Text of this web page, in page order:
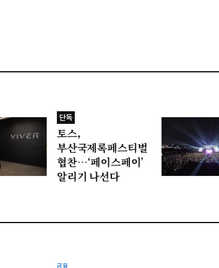
단독
토스,
부산국제록페스티벌
협찬…‘페이스페이’
알리기 나선다
금융